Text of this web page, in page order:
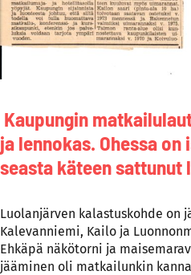
Kaupungin
ja lennokas. Ohessa
seasta käteen sattunut
Luolanjärven kalastuskohde on
Kalevanniemi, Kailo ja
Ehkäpä näkötorni ja
jääminen oli matkailunkin